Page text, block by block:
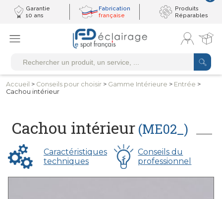
Garantie
10 ans
Fabrication
française
Produits
Réparables
Accueil > Conseils pour choisir > Gamme Intérieure > Entrée >
Cachou intérieur
Cachou intérieur (ME02_)
Caractéristiques
techniques
Conseils du
professionnel